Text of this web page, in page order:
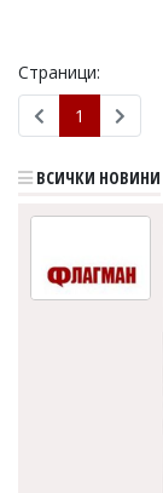
Страници:
1
ВСИЧКИ НОВИНИ